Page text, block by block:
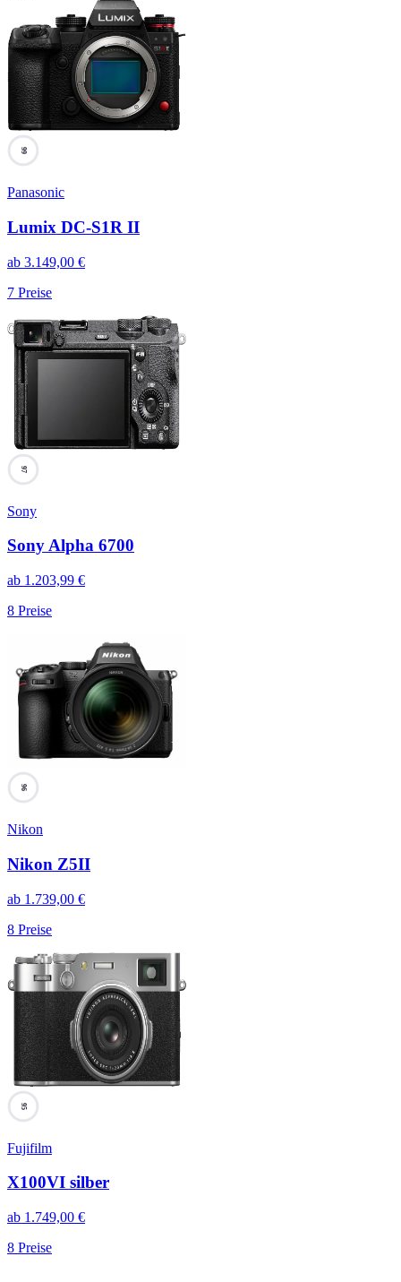
99
Panasonic
Lumix DC-S1R II
ab 3.149,00 €
7 Preise
97
Sony
Sony Alpha 6700
ab 1.203,99 €
8 Preise
96
Nikon
Nikon Z5II
ab 1.739,00 €
8 Preise
95
Fujifilm
X100VI silber
ab 1.749,00 €
8 Preise